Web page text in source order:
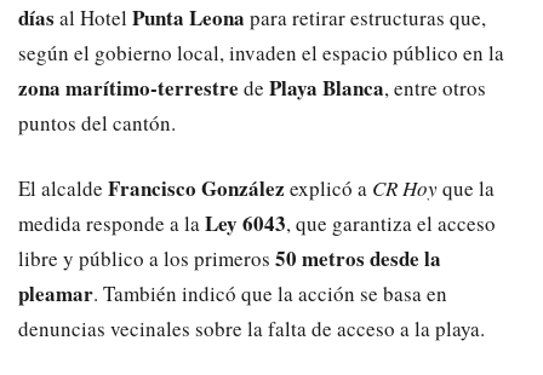
días al Hotel Punta Leona para retirar estructuras que,
según el gobierno local, invaden el espacio público en la
zona marítimo-terrestre de Playa Blanca, entre otros
puntos del cantón.
El alcalde Francisco González explicó a CR Hoyque la
medida responde a laLey 6043, que garantiza el acceso
libre y público a los primeros 50 metros desde la
pleamar. También indicó que la acción se basa en
denuncias vecinales sobre la falta de acceso a la playa.